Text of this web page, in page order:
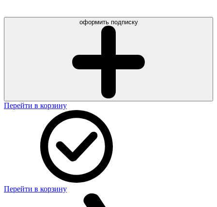
оформить подписку
Перейти в корзину
Перейти в корзину